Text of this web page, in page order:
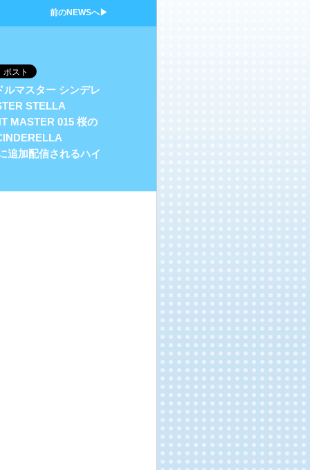
前のNEWSへ▶
マスター シンデレ
STELLA
MASTER 015 桜の
追加配信されるハイ